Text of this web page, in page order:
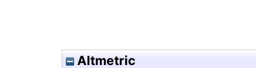
Altmetric